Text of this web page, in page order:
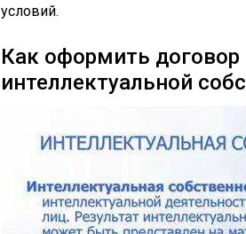
условий.
Как оформить
интеллектуальной